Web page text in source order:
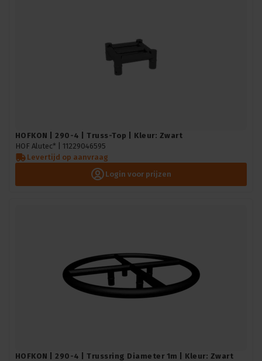
HOFKON | 290-4 | Truss-Top | Kleur: Zwart
HOF Alutec* | 11229046595
Levertijd op aanvraag
Login voor prijzen
HOFKON | 290-4 | Trussring Diameter 1m | Kleur: Zwart